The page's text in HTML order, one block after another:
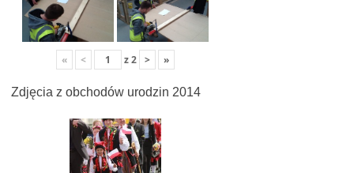
« < z2 > »
Zdjęcia z obchodów urodzin 2014